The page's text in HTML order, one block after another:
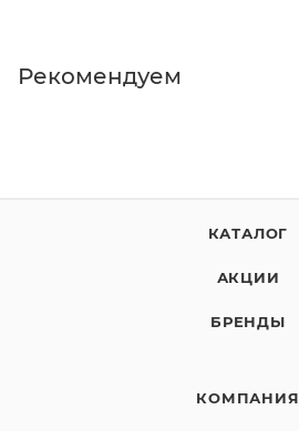
Рекомендуем
КАТАЛОГ
АКЦИИ
БРЕНДЫ
КОМПАНИЯ